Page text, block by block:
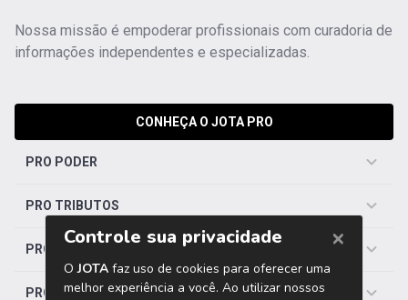
Nossa missão é empoderar profissionais com curadoria de
informações independentes e especializadas.
CONHEÇA O JOTA PRO
PRO PODER
PRO TRIBUTOS
PRO TRABALHISTA
PRO SAÚDE